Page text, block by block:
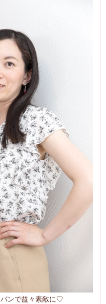
ンで益々素敵に♡